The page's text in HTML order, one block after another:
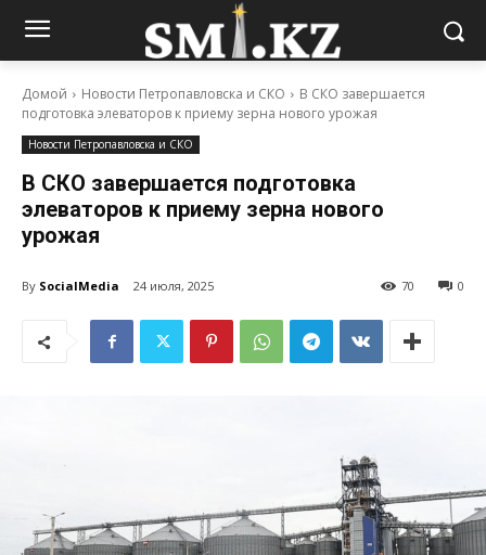
Домой Новости Петропавловска и СКО
В СКО завершается
подготовка элеваторов к приему зерна нового урожая
Новости Петропавловска и СКО
В СКО завершается подготовка
элеваторов к приему зерна нового
урожая
By SocialMedia 24 июля, 2025 0
70